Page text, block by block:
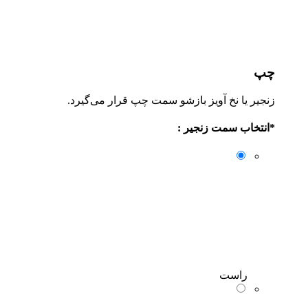
چپ
زنجیر یا نخ آویز بازشو سمت چپ قرار می‌گیرد.
انتخاب سمت زنجیر :
راست